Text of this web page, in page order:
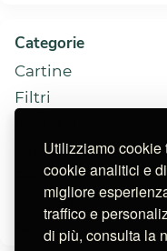
Utilizziamo cookie
cookie analitici e
migliore
traffico e
di più, consulta la
Categorie
Cartine
Filtri
Tabacchi
Recensioni
Consigli
Notizie